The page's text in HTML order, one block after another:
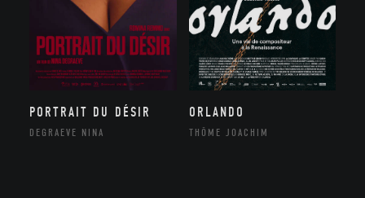
PORTRAIT DU DÉSIR
DEGRAEVE NINA
ORLANDO
THÔME JOACHIM